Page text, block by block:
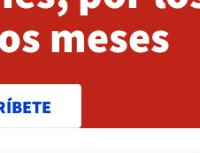
meses